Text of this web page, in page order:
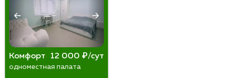
Комфорт 12 000 ₽/сут
одноместная палата